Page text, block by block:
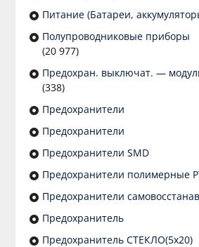
Питание (Батареи,
Полупроводниковые приборы
(20 977)
Предохран. выключат. —
(338)
Предохранители
Предохранители
Предохранители SMD
Предохранители полимерные
Предохранители
Предохранитель
Предохранитель СТЕКЛО(5х20)